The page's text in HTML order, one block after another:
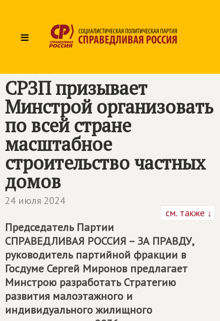
≡
СРЗП призывает
Минстрой организовать
по всей стране
масштабное
строительство частных
домов
24 июля 2024
см. также ↓
Председатель Партии
СПРАВЕДЛИВАЯ РОССИЯ – ЗА ПРАВДУ,
руководитель партийной фракции в
Госдуме Сергей Миронов предлагает
Минстрою разработать Стратегию
развития малоэтажного и
индивидуального жилищного